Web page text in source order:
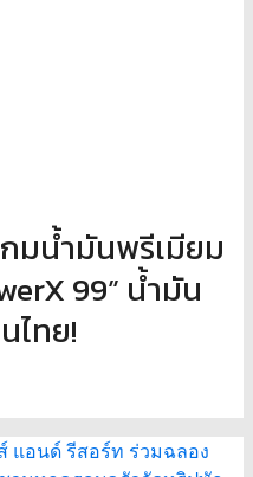
มน้ำมันพรีเมียม
99” น้ำมัน
ไทย!